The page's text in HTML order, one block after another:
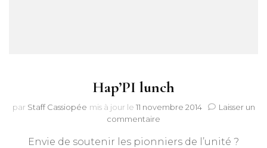
Hap’PI lunch
par Staff Cassiopée mis à jour le 11 novembre 2014
Laisser un
commentaire
lunch
Envie de soutenir les pionniers de l’unité ?